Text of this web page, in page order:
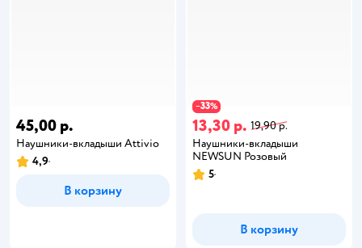
45,00 р.
Наушники-вкладыши Attivio
4,9
В корзину
−33%
13,30 р. 19,90 р.
Наушники-вкладыши
NEWSUN Розовый
5
В корзину